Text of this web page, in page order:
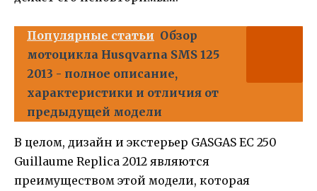
Популярные статьи Обзор
мотоцикла Husqvarna SMS 125
2013 - полное описание,
характеристики и отличия от
предыдущей модели
В целом, дизайн и экстерьер GASGAS EC 250
Guillaume Replica 2012 являются
преимуществом этой модели, которая